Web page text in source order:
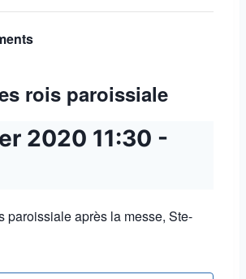
rois paroissiale
2020 11:30 -
paroissiale après la messe, Ste-